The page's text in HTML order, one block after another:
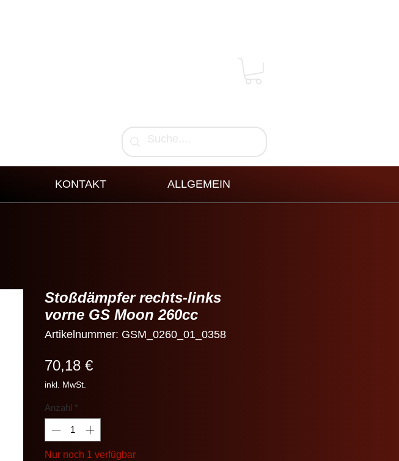
KONTAKT ALLGEMEIN
Stoßdämpfer rechts-links
vorne GS Moon 260cc
Artikelnummer: GSM_0260_01_0358
70,18 €Preis
inkl. MwSt.
Anzahl *
Nur noch 1 verfügbar